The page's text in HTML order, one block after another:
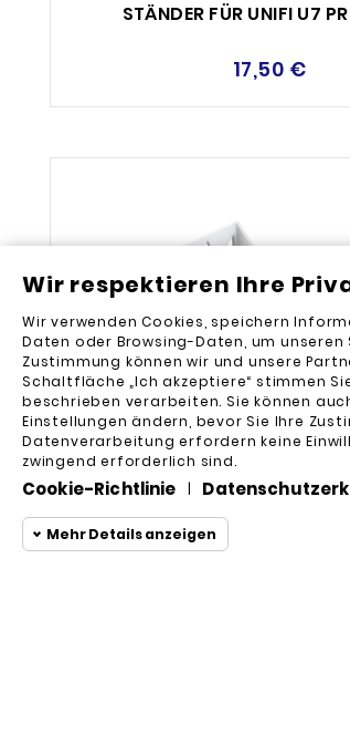
STÄNDER FÜR UNIFI U7
17,50 €
Wir respektieren Ihre
Wir verwenden Cookies, speichern
Daten oder Browsing-Daten, um
Zustimmung können wir und unsere
Schaltfläche „Ich akzeptiere“ stimmen
beschrieben verarbeiten. Sie können
Einstellungen ändern, bevor Sie Ihre
Datenverarbeitung erfordern keine
zwingend erforderlich sind.
Cookie-Richtlinie |
Mehr Details anzeigen